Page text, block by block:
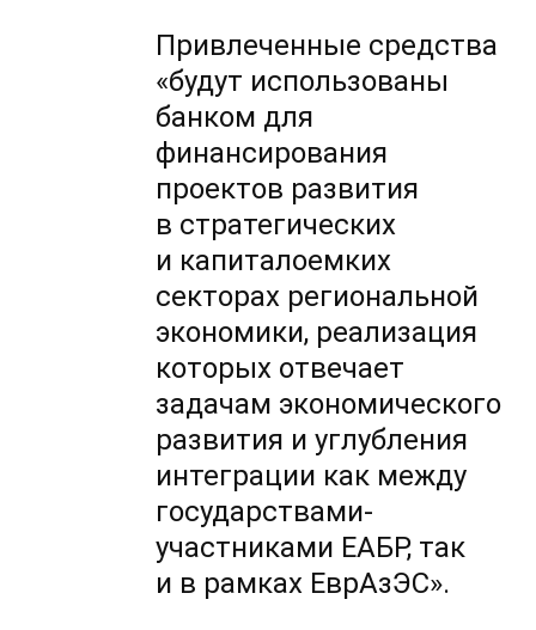
Привлеченные средства
«будут использованы
банком для
финансирования
проектов развития
в стратегических
и капиталоемких
секторах региональной
экономики, реализация
которых отвечает
задачам экономического
развития и углубления
интеграции как между
государствами-
участниками ЕАБР, так
и в рамках ЕврАзЭС».